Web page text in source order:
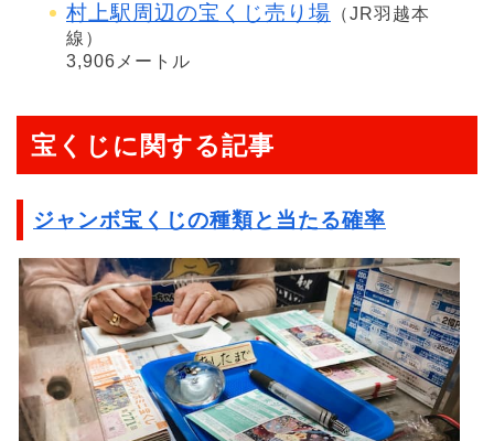
村上駅周辺の宝くじ売り場 （JR羽越本
線）
3,906メートル
宝くじに関する記事
ジャンボ宝くじの種類と当たる確率